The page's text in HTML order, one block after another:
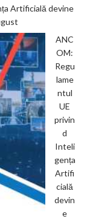
Artificială devine
ANC
OM:
Regu
lame
ntul
UE
privin
d
Inteli
gența
Artifi
cială
devin
e